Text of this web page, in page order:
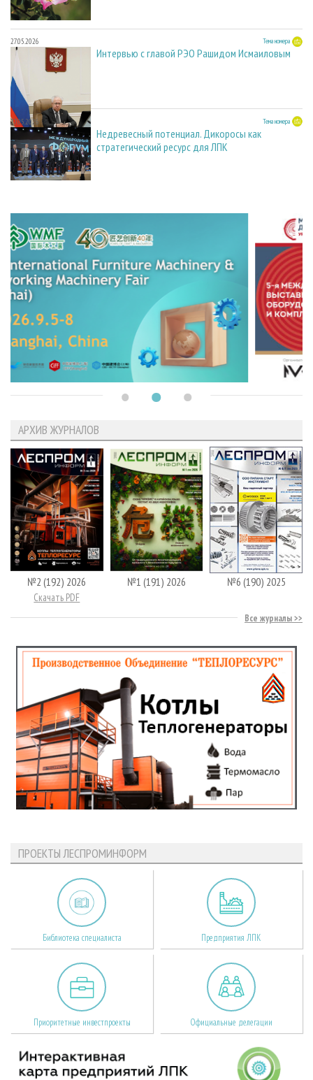
27.05.2026 Тема номера
Интервью с главой РЭО Рашидом Исмаиловым
27.05.2026 Тема номера
Недревесный потенциал. Дикоросы как
стратегический ресурс для ЛПК
АРХИВ ЖУРНАЛОВ
№2 (192) 2026
Скачать PDF
№1 (191) 2026 №6 (190) 2025
Все журналы
ПРОЕКТЫ ЛЕСПРОМИНФОРМ
Библиотека специалиста Предприятия ЛПК
Приоритетные инвестпроекты Официальные делегации